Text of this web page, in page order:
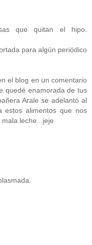
que quitan el hipo.
para algún periódico
el blog en un comentario
quedé enamorada de tus
Arale se adelantó al
estos alimentos que nos
leche...jeje